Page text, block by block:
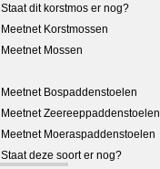
Staat dit korstmos er nog?
Meetnet Korstmossen
Meetnet Mossen
Meetnet Bospaddenstoelen
Meetnet Zeereeppaddenstoelen
Meetnet Moeraspaddenstoelen
Staat deze soort er nog?